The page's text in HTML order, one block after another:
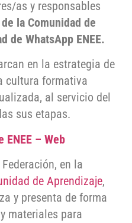
as y responsables
la Comunidad de
de WhatsApp ENEE.
en la estrategia de
cultura formativa
al servicio del
sus etapas.
ENEE – Web
en la
de Aprendizaje,
y presenta de forma
materiales para